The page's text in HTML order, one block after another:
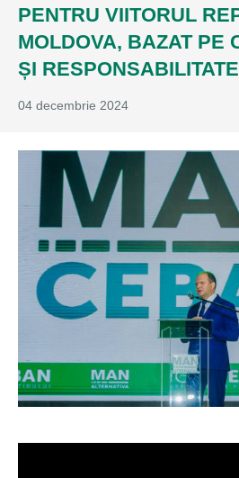
PENTRU VIITORUL
MOLDOVA, BAZAT PE
ȘI RESPONSABILITATE
04 decembrie 2024